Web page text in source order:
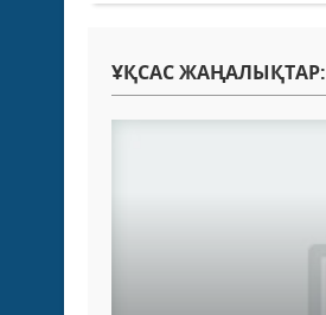
ҰҚСАС ЖАҢАЛЫҚТАР: